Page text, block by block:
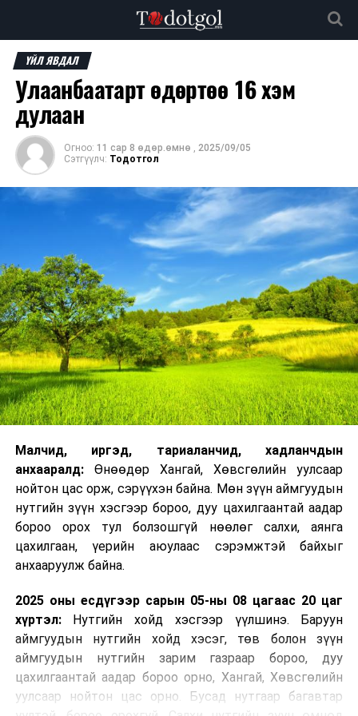
ҮЙЛ ЯВДАЛ
Улаанбаатарт өдөртөө 16 хэм
дулаан
Огноо: 11 сар 8 өдөр.өмнө , 2025/09/05
Сэтгүүлч: Тодотгол
Малчид, иргэд, тариаланчид, хадланчдын
анхааралд:Өнөөдөр Хангай, Хөвсгөлийн уулсаар
нойтон цас орж, сэрүүхэн байна. Мөн зүүн аймгуудын
нутгийн зүүн хэсгээр бороо, дуу цахилгаантай аадар
бороо орох тул болзошгүй нөөлөг салхи, аянга
цахилгаан, үерийн аюулаас сэрэмжтэй байхыг
анхааруулж байна.
2025 оны есдүгээр сарын 05-ны 08 цагаас 20 цаг
хүртэл:Нутгийн хойд хэсгээр үүлшинэ. Баруун
аймгуудын нутгийн хойд хэсэг, төв болон зүүн
аймгуудын нутгийн зарим газраар бороо, дуу
цахилгаантай аадар бороо орно, Хангай, Хөвсгөлийн
уулсаар нойтон цас орно. Бусад нутгаар багавтар